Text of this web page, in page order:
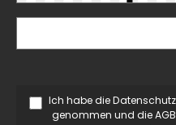
Ich habe die
genommen und die